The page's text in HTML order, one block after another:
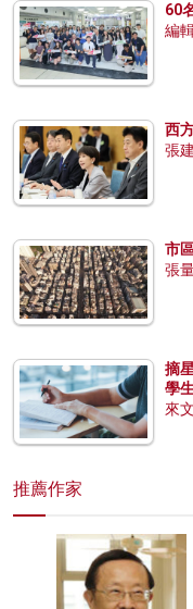
60
編
西
張
市
張
摘
學
來文
推薦作家